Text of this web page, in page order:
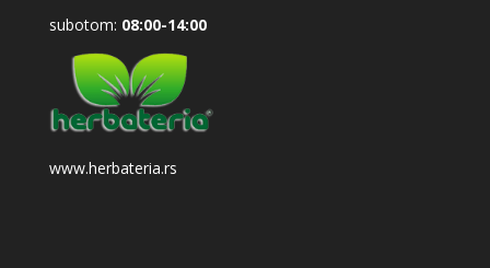
subotom: 08:00-14:00
www.herbateria.rs